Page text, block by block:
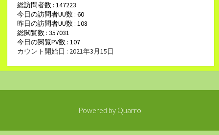
総訪問者数 : 147223
今日の訪問者UU数 : 60
昨日の訪問者UU数 : 108
総閲覧数 : 357031
今日の閲覧PV数 : 107
カウント開始日 : 2021年3月15日
Powered by Quarro